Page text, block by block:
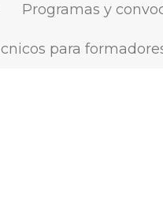
Programas y
para